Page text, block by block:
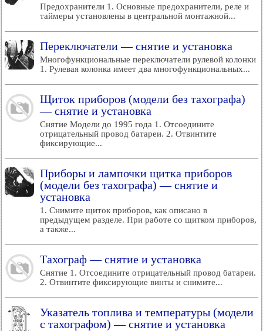
Предохранители 1. Основные предохранители, реле и
таймеры установлены в центральной монтажной...
Переключатели — снятие и установка
Многофункциональные переключатели рулевой колонки
1. Рулевая колонка имеет два многофункциональных...
Щиток приборов (модели без тахографа)
— снятие и установка
Снятие Модели до 1995 года 1. Отсоедините
отрицательный провод батареи. 2. Отвинтите
фиксирующие...
Приборы и лампочки щитка приборов
(модели без тахографа) — снятие и
установка
1. Снимите щиток приборов, как описано в
предыдущем разделе. При работе со щитком приборов,
а также...
Тахограф — снятие и установка
Снятие 1. Отсоедините отрицательный провод батареи.
2. Отвинтите фиксирующие винты и снимите...
Указатель топлива и температуры (модели
с тахографом) — снятие и установка